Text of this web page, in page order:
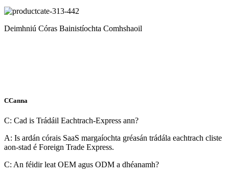
Deimhniú Córas Bainistíochta Comhshaoil
CCanna
C: Cad is Trádáil Eachtrach-Express ann?
A: Is ardán córais SaaS margaíochta gréasán trádála eachtrach cliste
aon-stad é Foreign Trade Express.
C: An féidir leat OEM agus ODM a dhéanamh?